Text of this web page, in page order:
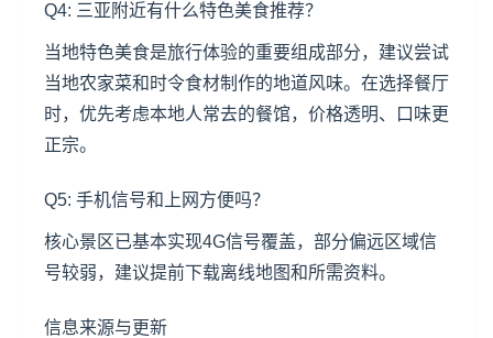
Q4: 三亚附近有什么特色美食推荐？
当地特色美食是旅行体验的重要组成部分，建议尝试
当地农家菜和时令食材制作的地道风味。在选择餐厅
时，优先考虑本地人常去的餐馆，价格透明、口味更
正宗。
Q5: 手机信号和上网方便吗？
核心景区已基本实现4G信号覆盖，部分偏远区域信
号较弱，建议提前下载离线地图和所需资料。
信息来源与更新